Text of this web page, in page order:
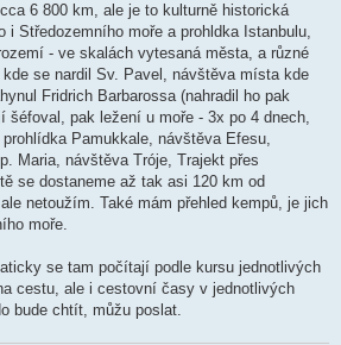
6 800 km, ale je to kulturně historická
i Středozemního moře a prohldka Istanbulu,
- ve skalách vytesaná města, a různé
se nardil Sv. Pavel, návštěva místa kde
Fridrich Barbarossa (nahradil ho pak
šéfoval, pak ležení u moře - 3x po 4 dnech,
Pamukkale, návštěva Efesu,
Maria, návštěva Tróje, Trajekt přes
se dostaneme až tak asi 120 km od
netoužím. Také mám přehled kempů, je jich
moře.
se tam počítají podle kursu jednotlivých
cestu, ale i cestovní časy v jednotlivých
bude chtít, můžu poslat.